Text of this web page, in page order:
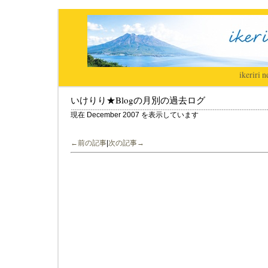
ikeriri|
いけりり★Blogの月別の過去ログ
現在 December 2007 を表示しています
←前の記事 次の記事→